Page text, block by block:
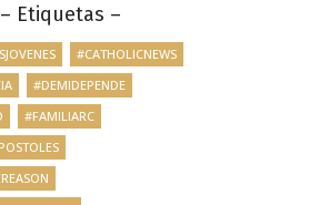
– Etiquetas –
#CATHOLICNEWS
#DEMIDEPENDE
#FAMILIARC